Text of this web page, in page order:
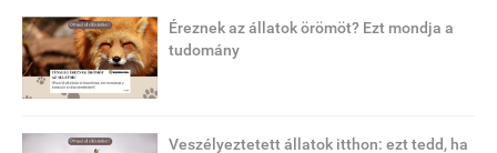
Éreznek az állatok örömöt? Ezt mondja a
tudomány
Veszélyeztetett állatok itthon: ezt tedd, ha